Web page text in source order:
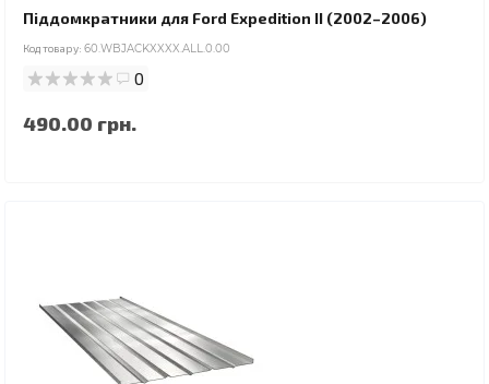
Піддомкратники для Ford Expedition II (2002–2006)
Код товару: 60.WBJACKXXXX.ALL.0.00
0
490.00 грн.